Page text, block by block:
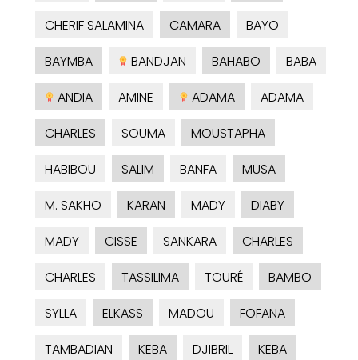
CHERIF SALAMINA CAMARA
BAYO
BAYMBA
BANDJAN BAHABO
BABA
ANDIA
AMINE ADAMA
ADAMA
CHARLES
SOUMA
MOUSTAPHA
HABIBOU
SALIM BANFA
MUSA
M. SAKHO
KARAN MADY
DIABY
MADY
CISSE SANKARA
CHARLES
CHARLES
TASSILIMA TOURÉ
BAMBO
SYLLA
ELKASS MADOU
FOFANA
TAMBADIAN
KEBA DJIBRIL
KEBA